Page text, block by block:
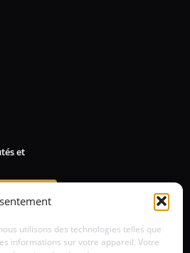
utilisons des technologies telles que
informations sur votre appareil. Votre
et